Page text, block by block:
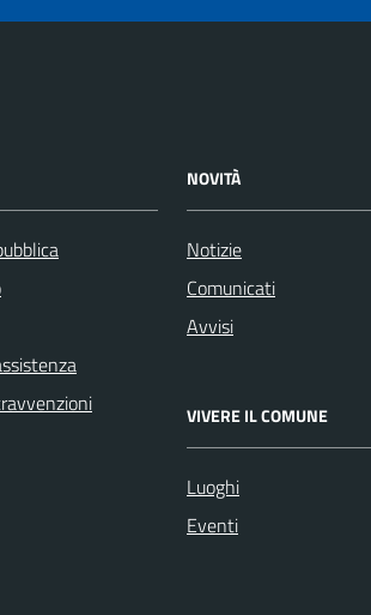
NOVITÀ
Notizie
Comunicati
Avvisi
VIVERE IL COMUNE
Luoghi
Eventi